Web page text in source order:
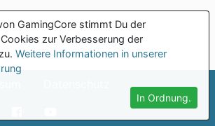
GamingCore stimmt Du der
zur Verbesserung der
Weitere Informationen in unserer
In Ordnung.